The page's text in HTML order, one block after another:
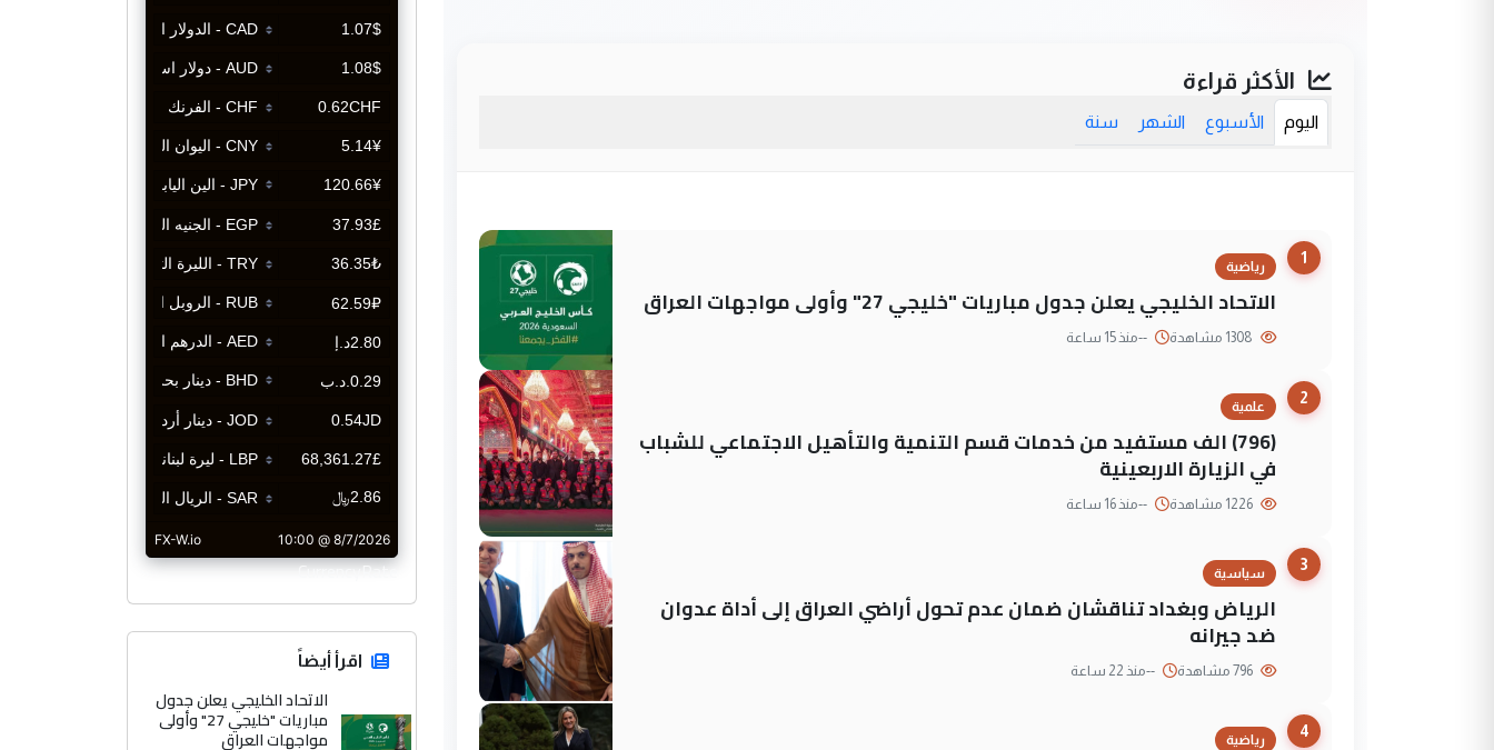
الأكثر قراءة
اليوم الأسبوع الشهر سنة
1
رياضية
الاتحاد الخليجي يعلن جدول مباريات "خليجي 27" وأولى مواجهات العراق
--منذ 15 ساعة
2
علمية
(796) الف مستفيد من خدمات قسم التنمية والتأهيل الاجتماعي للشباب
في الزيارة الاربعينية
--منذ 16 ساعة
3
سياسية
الرياض وبغداد تناقشان ضمان عدم تحول أراضي العراق إلى أداة عدوان
ضد جيرانه
--منذ 22 ساعة
4
رياضية
CurrencyRate
اقرأ أيضاً
الاتحاد الخليجي يعلن جدول
مباريات "خليجي 27" وأولى
مواجهات العراق